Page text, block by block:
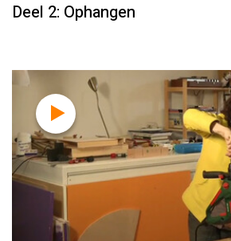
Deel 2: Ophangen